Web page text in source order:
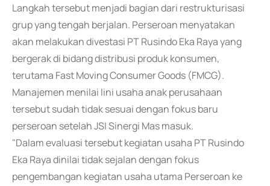
Langkah tersebut menjadi bagian dari restrukturisasi
grup yang tengah berjalan. Perseroan menyatakan
akan melakukan divestasi PT Rusindo Eka Raya yang
bergerak di bidang distribusi produk konsumen,
terutama Fast Moving Consumer Goods (FMCG).
Manajemen menilai lini usaha anak perusahaan
tersebut sudah tidak sesuai dengan fokus baru
perseroan setelah JSI Sinergi Mas masuk.
"Dalam evaluasi tersebut kegiatan usaha PT Rusindo
Eka Raya dinilai tidak sejalan dengan fokus
pengembangan kegiatan usaha utama Perseroan ke